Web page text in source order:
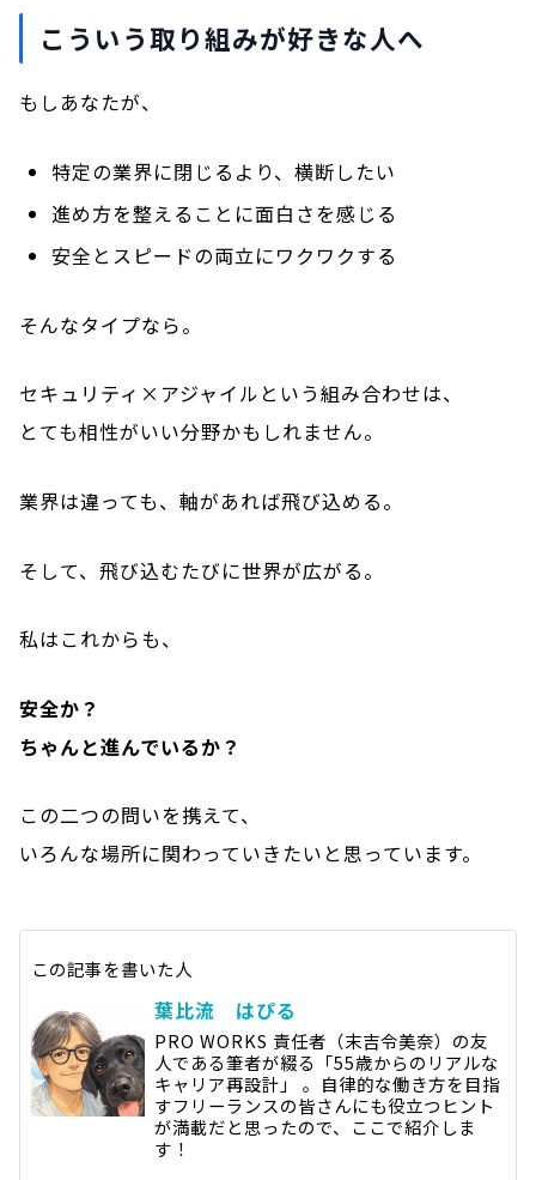
こういう取り組みが好きな人へ
もしあなたが、
特定の業界に閉じるより、横断したい
進め方を整えることに面白さを感じる
安全とスピードの両立にワクワクする
そんなタイプなら。
セキュリティ×アジャイルという組み合わせは、
とても相性がいい分野かもしれません。
業界は違っても、軸があれば飛び込める。
そして、飛び込むたびに世界が広がる。
私はこれからも、
安全か？
ちゃんと進んでいるか？
この二つの問いを携えて、
いろんな場所に関わっていきたいと思っています。
この記事を書いた人
葉比流 はぴる
PRO WORKS 責任者（末吉令美奈）の友
人である筆者が綴る「55歳からのリアルな
キャリア再設計」 。自律的な働き方を目指
すフリーランスの皆さんにも役立つヒント
が満載だと思ったので、ここで紹介しま
す！